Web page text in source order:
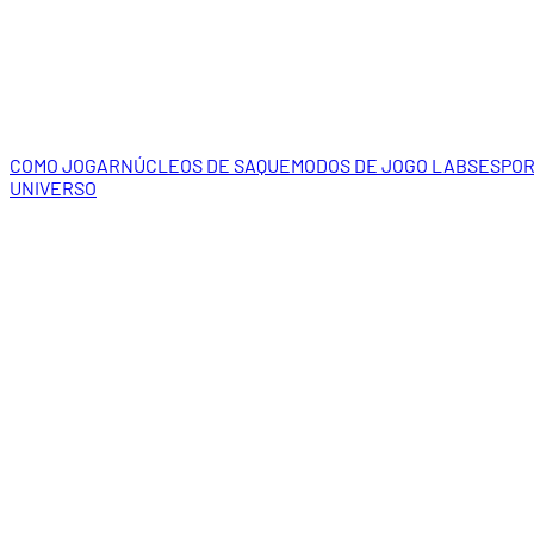
COMO JOGARNÚCLEOS DE SAQUEMODOS DE JOGO LABS
UNIVERSO